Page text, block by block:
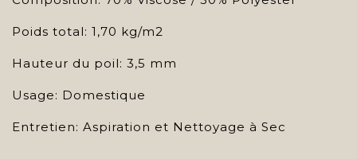
Poids total: 1,70 kg/m2
Hauteur du poil: 3,5 mm
Usage: Domestique
Entretien: Aspiration et Nettoyage à Sec